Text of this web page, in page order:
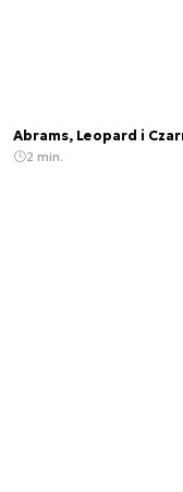
Abrams, Leopard i
2 min.